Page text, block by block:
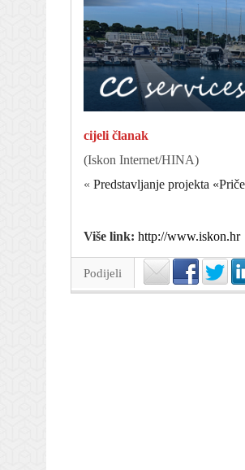
cijeli članak
(Iskon Internet/HINA)
« Predstavljanje projekta
Više link: http://www.iskon.hr
Podijeli